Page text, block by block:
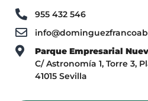
955 432 546
Parque Empresarial
C/ Astronomía 1, Torre 3,
41015 Sevilla